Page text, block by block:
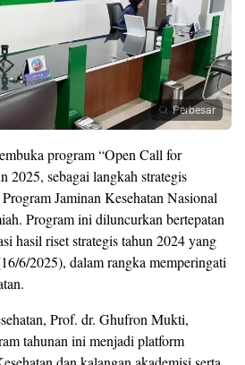
Perbesar
program “Open Call for
2025, sebagai langkah strategis
Jaminan Kesehatan Nasional
Program ini diluncurkan bertepatan
hasil riset strategis tahun 2024 yang
6/2025), dalam rangka memperingati
Prof. dr. Ghufron Mukti,
tahunan ini menjadi platform